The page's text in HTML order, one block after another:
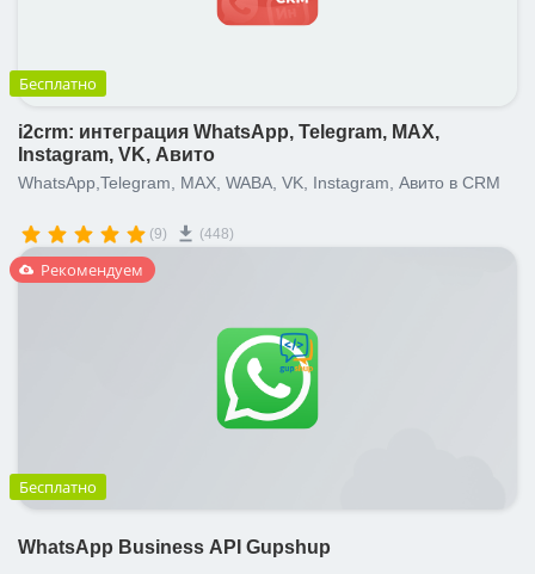
Бесплатно
i2crm: интеграция WhatsApp, Telegram, MAX,
Instagram, VK, Авито
WhatsApp,Telegram, MAX, WABA, VK, Instagram, Авито в CRM
(9) (448)
Рекомендуем
Бесплатно
WhatsApp Business API Gupshup